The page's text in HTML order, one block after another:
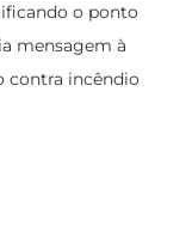
o ponto
mensagem à
contra incêndio